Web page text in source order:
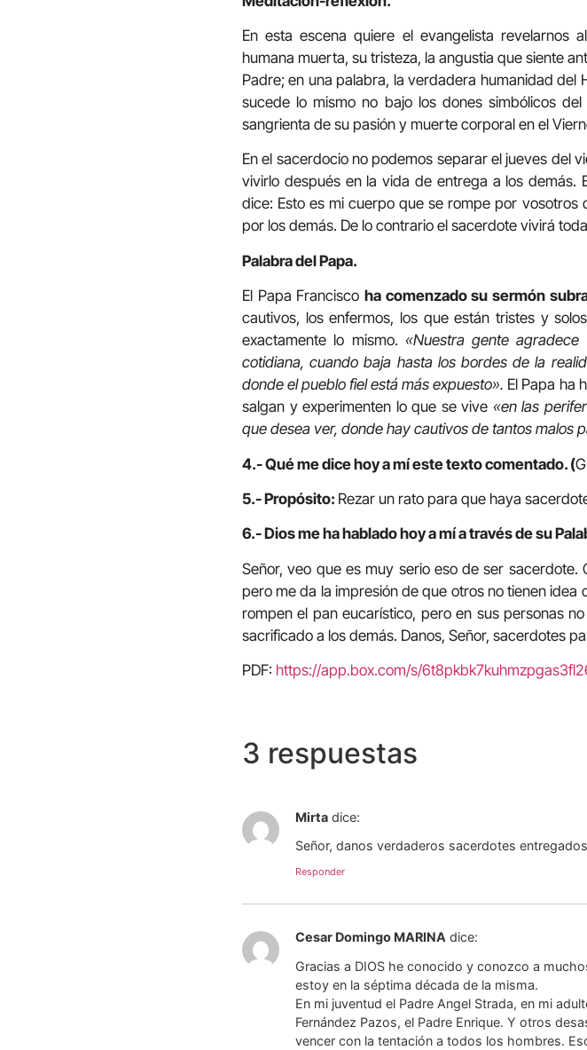
En esta escena quiere el evangelista revelarnos
humana muerta, su tristeza, la angustia que siente
Padre; en una palabra, la verdadera humanidad del
sucede lo mismo no bajo los dones simbólicos
sangrienta de su pasión y muerte corporal en el
En el sacerdocio no podemos separar el jueves del
vivirlo después en la vida de entrega a los
dice: Esto es mi cuerpo que se rompe por
por los demás. De lo contrario el sacerdote vivirá
Palabra del Papa.
El Papa Franciscoha comenzado su sermón
cautivos, los enfermos, los que están tristes y
exactamente lo mismo. «Nuestra gente
cotidiana, cuando baja hasta los bordes de la
donde el pueblo fiel está más expuesto». El Papa ha
salgan y experimenten lo que se vive «en las
que desea ver, donde hay cautivos de tantos malos
4.- Qué me dice hoy a mí este texto comentado. (
5.- Propósito: Rezar un rato para que haya
6.- Dios me ha hablado hoy a mí a través de su
Señor, veo que es muy serio eso de ser
pero me da la impresión de que otros no tienen idea
rompen el pan eucarístico, pero en sus personas
sacrificado a los demás. Danos, Señor, sacerdotes
PDF: https://app.box.com/s/
3 respuestas
Mirta dice:
Señor, danos verdaderos sacerdotes
Responder
Cesar Domingo MARINA dice:
Gracias a DIOS he conocido y conozco a
estoy en la séptima década de la misma.
En mi juventud el Padre Angel Strada, en mi
Fernández Pazos, el Padre Enrique. Y otros
vencer con la tentación a todos los hombres.